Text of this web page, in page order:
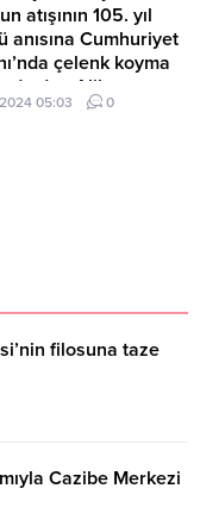
atışının 105. yıl
anısına Cumhuriyet
çelenk koyma
Alibey
Ali
Hasan Yaman,
Başkanı Mesut
ve çok sayıda
05:03 0
filosuna taze
Cazibe Merkezi